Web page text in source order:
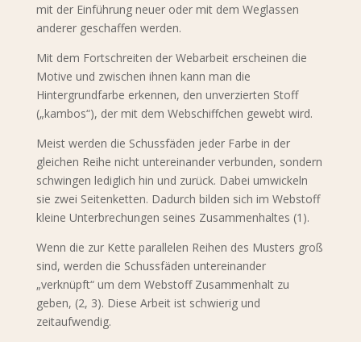
mit der Einführung neuer oder mit dem Weglassen
anderer geschaffen werden.
Mit dem Fortschreiten der Webarbeit erscheinen die
Motive und zwischen ihnen kann man die
Hintergrundfarbe erkennen, den unverzierten Stoff
(„kambos“), der mit dem Webschiffchen gewebt wird.
Meist werden die Schussfäden jeder Farbe in der
gleichen Reihe nicht untereinander verbunden, sondern
schwingen lediglich hin und zurück. Dabei umwickeln
sie zwei Seitenketten. Dadurch bilden sich im Webstoff
kleine Unterbrechungen seines Zusammenhaltes (1).
Wenn die zur Kette parallelen Reihen des Musters groß
sind, werden die Schussfäden untereinander
„verknüpft“ um dem Webstoff Zusammenhalt zu
geben, (2, 3). Diese Arbeit ist schwierig und
zeitaufwendig.